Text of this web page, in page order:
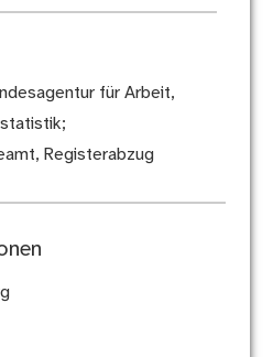
für Arbeit,
Registerabzug